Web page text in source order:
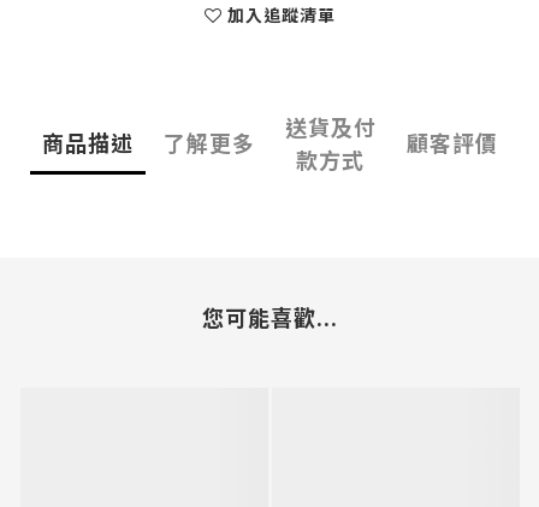
加入追蹤清單
商品描述 了解更多
送貨及付
款方式
顧客評價
您可能喜歡...